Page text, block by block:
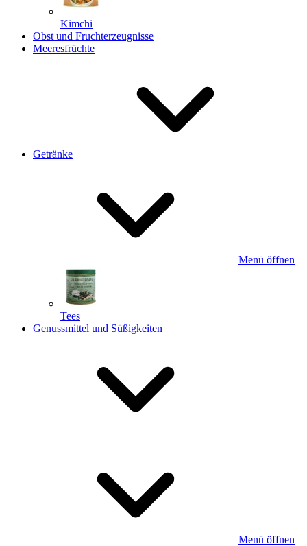
Kimchi
Obst und Fruchterzeugnisse
Meeresfrüchte
Getränke
Menü öffnen
Tees
Genussmittel und Süßigkeiten
Menü öffnen